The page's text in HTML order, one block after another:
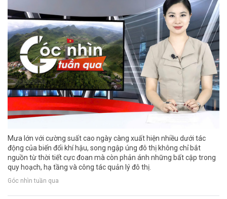
Mưa lớn với cường suất cao ngày càng xuất hiện nhiều dưới tác
động của biến đổi khí hậu, song ngập úng đô thị không chỉ bắt
nguồn từ thời tiết cực đoan mà còn phản ánh những bất cập trong
quy hoạch, hạ tầng và công tác quản lý đô thị.
Góc nhìn tuần qua